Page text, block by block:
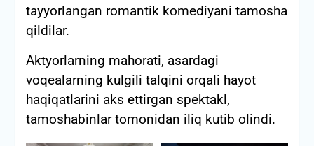
tayyorlangan romantik komediyani tamosha
qildilar.
Aktyorlarning mahorati, asardagi
voqealarning kulgili talqini orqali hayot
haqiqatlarini aks ettirgan spektakl,
tamoshabinlar tomonidan iliq kutib olindi.